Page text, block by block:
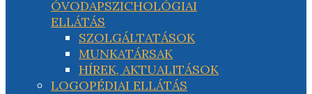
ÓVODAPSZICHOLÓGIAI
ELLÁTÁS
SZOLGÁLTATÁSOK
MUNKATÁRSAK
HÍREK, AKTUALITÁSOK
LOGOPÉDIAI ELLÁTÁS